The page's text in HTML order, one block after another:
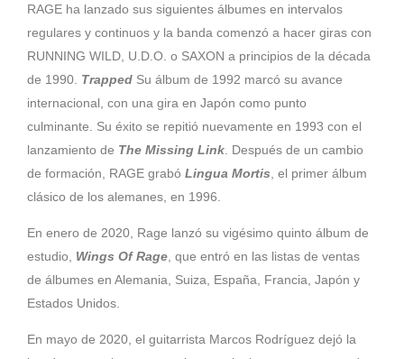
RAGE ha lanzado sus siguientes álbumes en intervalos
regulares y continuos y la banda comenzó a hacer giras con
RUNNING WILD, U.D.O. o SAXON a principios de la década
de 1990. Trapped Su álbum de 1992 marcó su avance
internacional, con una gira en Japón como punto
culminante. Su éxito se repitió nuevamente en 1993 con el
lanzamiento de The Missing Link . Después de un cambio
de formación, RAGE grabó Lingua Mortis , el primer álbum
clásico de los alemanes, en 1996.
En enero de 2020, Rage lanzó su vigésimo quinto álbum de
estudio, Wings Of Rage , que entró en las listas de ventas
de álbumes en Alemania, Suiza, España, Francia, Japón y
Estados Unidos.
En mayo de 2020, el guitarrista Marcos Rodríguez dejó la